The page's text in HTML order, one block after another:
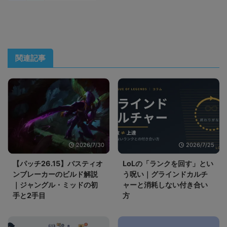
関連記事
2026/7/30
【パッチ26.15】バスティオ
ンブレーカーのビルド解説
｜ジャングル・ミッドの初
手と2手目
2026/7/25
LoLの「ランクを回す」とい
う呪い｜グラインドカルチ
ャーと消耗しない付き合い
方